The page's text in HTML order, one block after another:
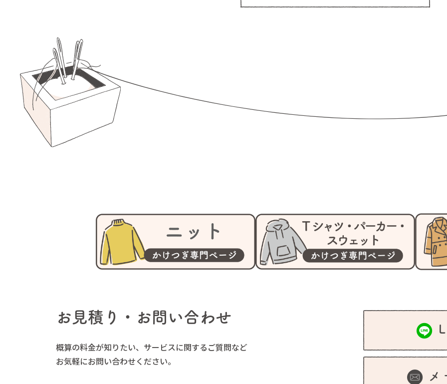
お見積り・お問い合わせ
概算の料金が知りたい、サービスに関するご質問など
お気軽にお問い合わせください。